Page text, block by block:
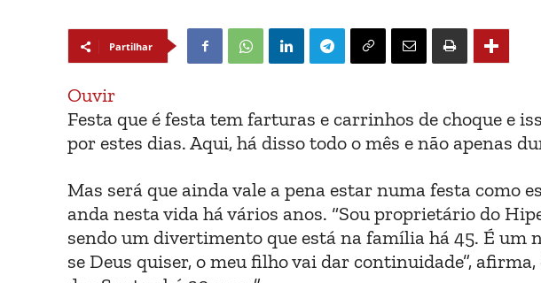
Partilhar
Ouvir
Festa que é festa tem farturas e carrinhos de choque e
por estes dias. Aqui, há disso todo o mês e não apenas
Mas será que ainda vale a pena estar numa festa como
anda nesta vida há vários anos. “Sou proprietário do
sendo um divertimento que está na família há 45. É um
se Deus quiser, o meu filho vai dar continuidade”,